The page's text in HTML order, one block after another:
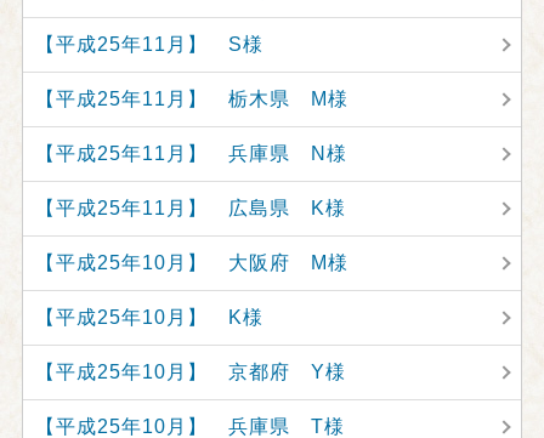
【平成25年11月】 S様
【平成25年11月】 栃木県 M様
【平成25年11月】 兵庫県 N様
【平成25年11月】 広島県 K様
【平成25年10月】 大阪府 M様
【平成25年10月】 K様
【平成25年10月】 京都府 Y様
【平成25年10月】 兵庫県 T様